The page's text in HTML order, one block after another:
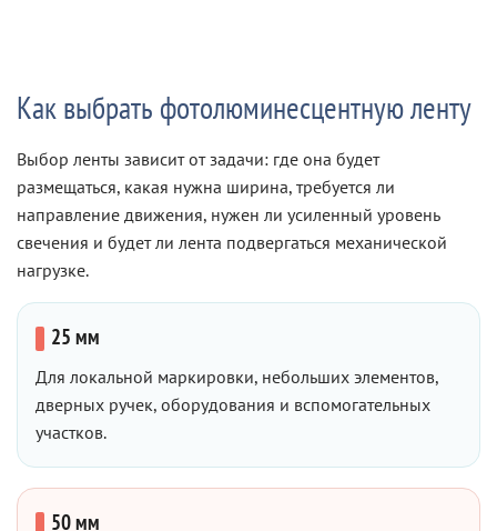
Как выбрать фотолюминесцентную ленту
Выбор ленты зависит от задачи: где она будет
размещаться, какая нужна ширина, требуется ли
направление движения, нужен ли усиленный уровень
свечения и будет ли лента подвергаться механической
нагрузке.
25 мм
Для локальной маркировки, небольших элементов,
дверных ручек, оборудования и вспомогательных
участков.
50 мм